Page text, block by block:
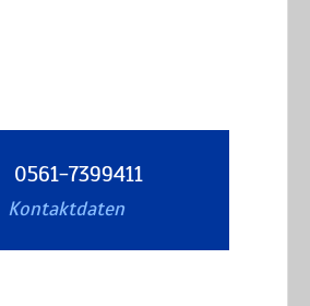
0561-7399411
Kontaktdaten